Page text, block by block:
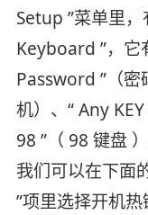
Setup ”菜单里
Keyboard ”，它
Password ”（密
机）、“ Any
98 ”（ 98 键盘
我们可以在下面
”项里选择开机